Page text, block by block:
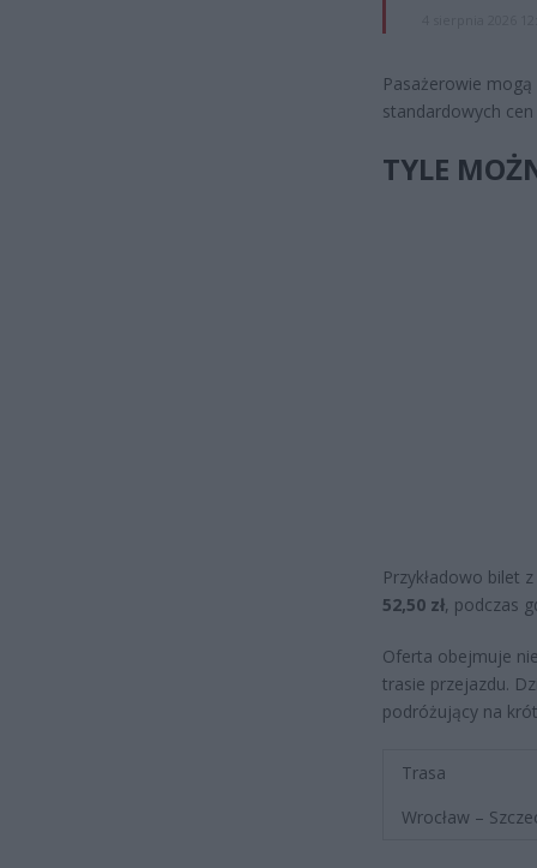
Pasażerowie
standardowych
TYLE
Przykładowo bilet
52,50 zł, podczas
Oferta obejmuje
trasie przejazdu.
podróżujący na
Trasa
Wrocław –